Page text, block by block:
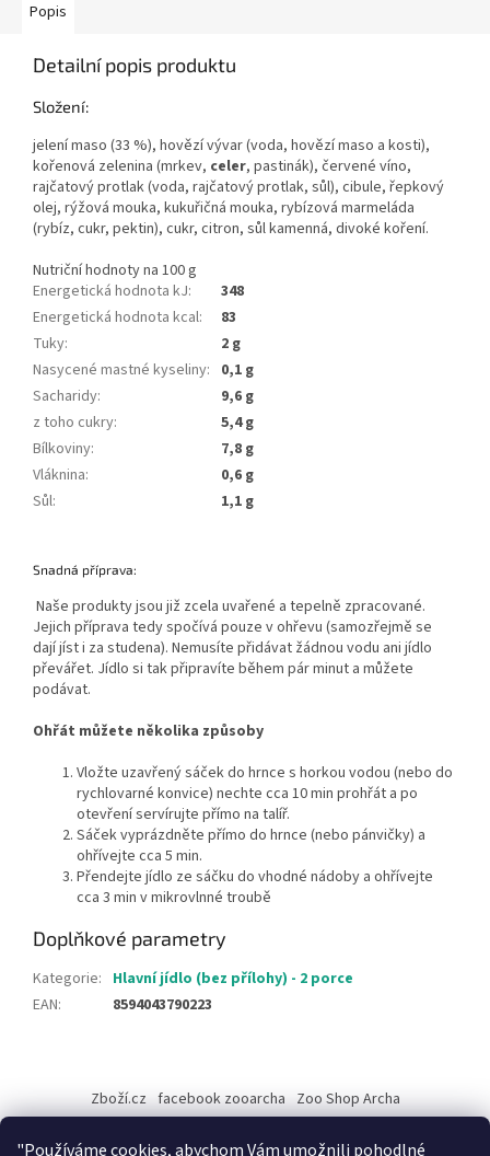
"Používáme cookies, abychom Vám umožnili pohodlné
Popis
Detailní popis produktu
Složení:
jelení maso (33 %), hovězí vývar (voda, hovězí maso a kosti),
kořenová zelenina (mrkev, celer, pastinák), červené víno,
rajčatový protlak (voda, rajčatový protlak, sůl), cibule, řepkový
olej, rýžová mouka, kukuřičná mouka, rybízová marmeláda
(rybíz, cukr, pektin), cukr, citron, sůl kamenná, divoké koření.
Nutriční hodnoty na 100 g
Energetická hodnota kJ:
348
Energetická hodnota kcal:
83
Tuky:
2 g
Nasycené mastné kyseliny: 0,1 g
Sacharidy:
9,6 g
z toho cukry:
5,4 g
Bílkoviny:
7,8 g
Vláknina:
0,6 g
Sůl: 1,1 g
Snadná příprava:
Naše produkty jsou již zcela uvařené a tepelně zpracované.
Jejich příprava tedy spočívá pouze v ohřevu (samozřejmě se
dají jíst i za studena). Nemusíte přidávat žádnou vodu ani jídlo
převářet. Jídlo si tak připravíte během pár minut a můžete
podávat.
Ohřát můžete několika způsoby
Vložte uzavřený sáček do hrnce s horkou vodou (nebo do
rychlovarné konvice) nechte cca 10 min prohřát a po
otevření servírujte přímo na talíř.
Sáček vyprázdněte přímo do hrnce (nebo pánvičky) a
ohřívejte cca 5 min.
Přendejte jídlo ze sáčku do vhodné nádoby a ohřívejte
cca 3 min v mikrovlnné troubě
Doplňkové parametry
Kategorie: Hlavní jídlo (bez přílohy) - 2 porce
EAN: 8594043790223
p
Zboží.cz facebook zooarcha Zoo Shop Archa
KRMIVA ENERGYS pro koně - GRANULE